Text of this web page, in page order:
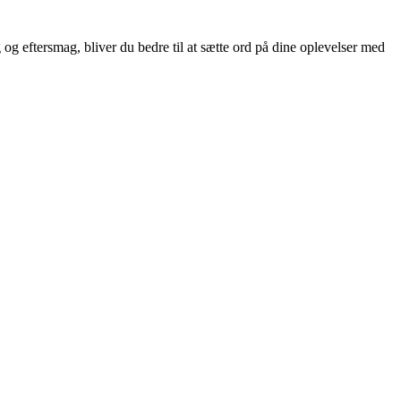
eftersmag, bliver du bedre til at sætte ord på dine oplevelser med